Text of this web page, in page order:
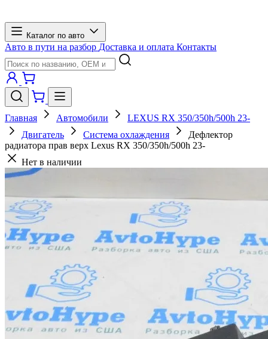
Каталог по авто
Авто в пути на разбор Доставка и оплата Контакты
Главная Автомобили
LEXUS RX 350/350h/500h 23-
Двигатель
Система охлаждения
Дефлектор
радиатора прав верх Lexus RX 350/350h/500h 23-
Нет в наличии